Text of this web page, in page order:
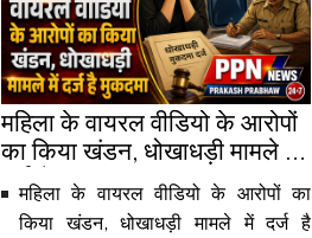
महिला के वायरल वीडियो के आरोपों
का किया खंडन, धोखाधड़ी मामले में
दर्ज है मुकदमा
महिला के वायरल वीडियो के आरोपों का
किया खंडन, धोखाधड़ी मामले में दर्ज है